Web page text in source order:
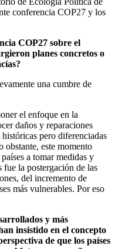
conferencia COP27 y los
COP27 sobre el
planes concretos o
una cumbre de
el enfoque en la
daños y reparaciones
pero diferenciadas
obstante, este momento
a tomar medidas y
fue la postergación de las
del incremento de
más vulnerables. Por eso
y más
insistido en el concepto
de que los países